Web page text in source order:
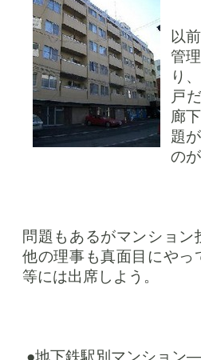
以
管
り
戸
廊
題
の
問題もあるがマンショ
他の理事も真面目にや
等には出席しよう。
●地下鉄駅別マンショ